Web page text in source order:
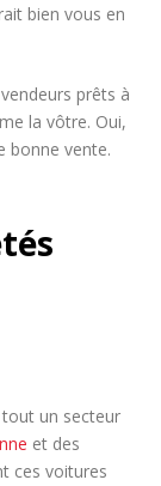
bien vous en
prêts à
la vôtre. Oui,
bonne vente.
tout un secteur
et des
ces voitures